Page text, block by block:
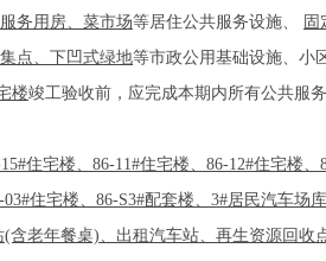
务用房、菜市场等居住公共服务设施、
固
点、下凹式绿地等市政公用基础设施、小
楼竣工验收前，应完成本期内所有公共服
住宅楼、86-11#住宅楼、86-12#住宅楼
住宅楼、86-S3#配套楼、3#居民汽车场
含老年餐桌)、出租汽车站、再生资源回